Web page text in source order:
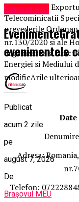
Promovare a
Telecominicatii
prevederile
nr.130/2020 si ale
organizarea si
Energiei si Mediului
modificÄrile
Adresa: Romania,
Telefon:
Eveniment
evenimentele
Publicat
acum 2 zile
pe
august 7, 2026
De
Brașovul MEU